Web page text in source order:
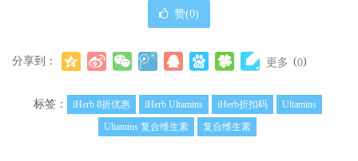
赞(0)
分享到： 更多 (0)
标签： iHerb 8折优惠 iHerb Ultamins iHerb折扣码
Ultamins
Ultamins 复合维生素
复合维生素